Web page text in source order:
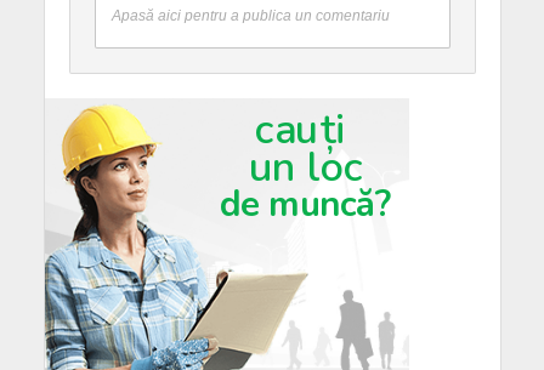
Apasă aici pentru a publica un comentariu